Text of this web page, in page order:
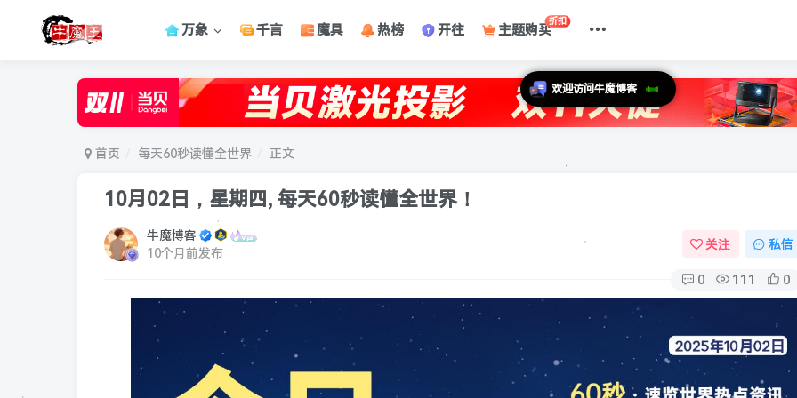
万象 千言 魔具 热榜 开往 主题购买
折扣
首页 每天60秒读懂全世界 正文
10月02日，星期四, 每天60秒读懂全世界！
牛魔博客
10个月前发布
关注 私信
0 111 0